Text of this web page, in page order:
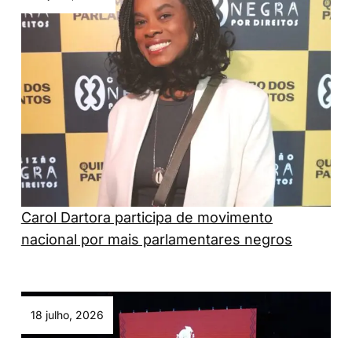
Carol Dartora participa de movimento
nacional por mais parlamentares negros
18 julho, 2026